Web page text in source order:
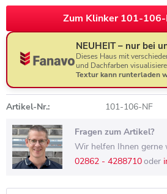
Zum Klinker 101-106-
NEUHEIT – nur bei
Dieses Haus mit
und Dachfarben
Textur kann runterladen
Artikel-Nr.: 101-106-NF
Fragen zum Artikel?
Wir helfen Ihnen gerne
02862 - 4288710oder